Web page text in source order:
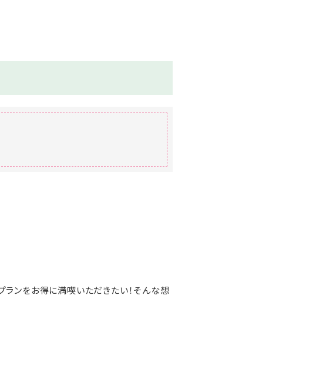
ンをお得に満喫いただきたい！そんな想